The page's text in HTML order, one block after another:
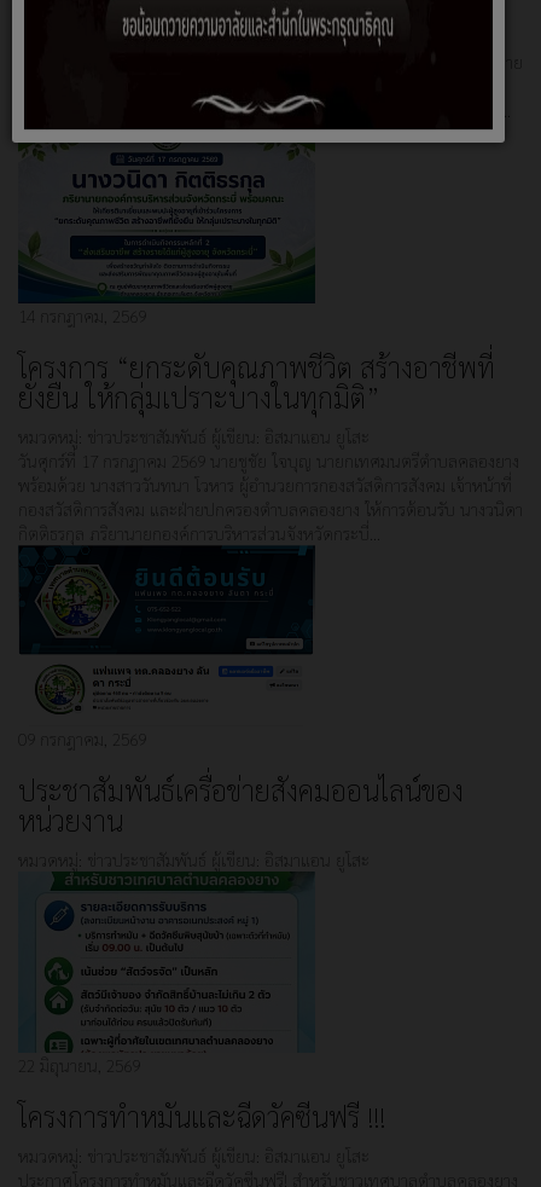
ข่าวประชาสัมพันธ์ผู้เขียน: อิสมาแอน ยูโสะ
วันอังคารที่ 7 กรกฎาคม 2569 นายชูชัย ใจบุญ นายกเทศมนตรีตำบลคลอง
ประธานสภาเทศบาลตำบลคลองยาง ร่วมกับหัวหน้าสำนักปลัดและกองช่าง…
14 กรกฎาคม, 2569
โครงการ “ยกระดับคุณภาพชีวิต สร้างอาชีพที่
ยั่งยืน ให้กลุ่มเปราะบางในทุกมิติ”
หมวดหมู่: ข่าวประชาสัมพันธ์ ผู้เขียน:
อิสมาแอน ยูโสะ
วันศุกร์ที่ 17 กรกฎาคม 2569 นายชูชัย ใจบุญ นายกเทศมนตรีตำบลคลองยาง
พร้อมด้วย นางสาววันทนา โวหาร ผู้อำนวยการกองสวัสดิการสังคม เจ้าหน้าที่
กองสวัสดิการสังคม และฝ่ายปกครองตำบลคลองยาง ให้การต้อนรับ นางวนิดา
กิตติธรกุล ภริยานายกองค์การบริหารส่วนจังหวัดกระบี่…
09 กรกฎาคม, 2569
ประชาสัมพันธ์เครื่อข่ายสังคมออนไลน์ของ
หน่วยงาน
หมวดหมู่: ข่าวประชาสัมพันธ์ ผู้เขียน: อิสมาแอน ยูโสะ
โครงการทำหมันและฉีดวัคซีนฟรี !!!
หมวดหมู่: ข่าวประชาสัมพันธ์ ผู้เขียน:
อิสมาแอน ยูโสะ
ประกาศโครงการทำหมันและฉีดวัคซีนฟรี! สำหรับชาวเทศบาลตำบลคลองยาง